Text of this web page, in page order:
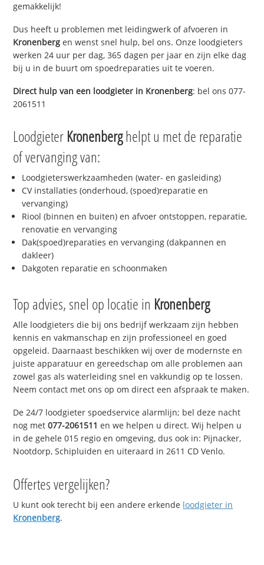
gemakkelijk!
Dus heeft u problemen met leidingwerk of afvoeren in
Kronenberg en wenst snel hulp, bel ons. Onze loodgieters
werken 24 uur per dag, 365 dagen per jaar en zijn elke dag
bij u in de buurt om spoedreparaties uit te voeren.
Direct hulp van een loodgieter in Kronenberg: bel ons 077-
2061511
Loodgieter Kronenberghelpt u met de reparatie
of vervanging van:
Loodgieterswerkzaamheden (water- en gasleiding)
CV installaties (onderhoud, (spoed)reparatie en
vervanging)
Riool (binnen en buiten) en afvoer ontstoppen, reparatie,
renovatie en vervanging
Dak(spoed)reparaties en vervanging (dakpannen en
dakleer)
Dakgoten reparatie en schoonmaken
Top advies, snel op locatie in Kronenberg
Alle loodgieters die bij ons bedrijf werkzaam zijn hebben
kennis en vakmanschap en zijn professioneel en goed
opgeleid. Daarnaast beschikken wij over de modernste en
juiste apparatuur en gereedschap om alle problemen aan
zowel gas als waterleiding snel en vakkundig op te lossen.
Neem contact met ons op om direct een afspraak te maken.
De 24/7 loodgieter spoedservice alarmlijn; bel deze nacht
nog met077-2061511 en we helpen u direct. Wij helpen u
in de gehele 015 regio en omgeving, dus ook in: Pijnacker,
Nootdorp, Schipluiden en uiteraard in 2611 CD Venlo.
Offertes vergelijken?
U kunt ook terecht bij een andere erkende loodgieter in
Kronenberg.